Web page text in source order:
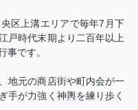
区上溝エリアで毎年7 月下
戸時代末期より二百年以上
事です。
地元の商店街や町内会が一
手が力強く神輿を練り歩く